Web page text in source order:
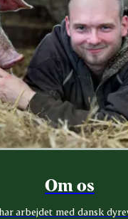
Om os
arbejdet med dansk